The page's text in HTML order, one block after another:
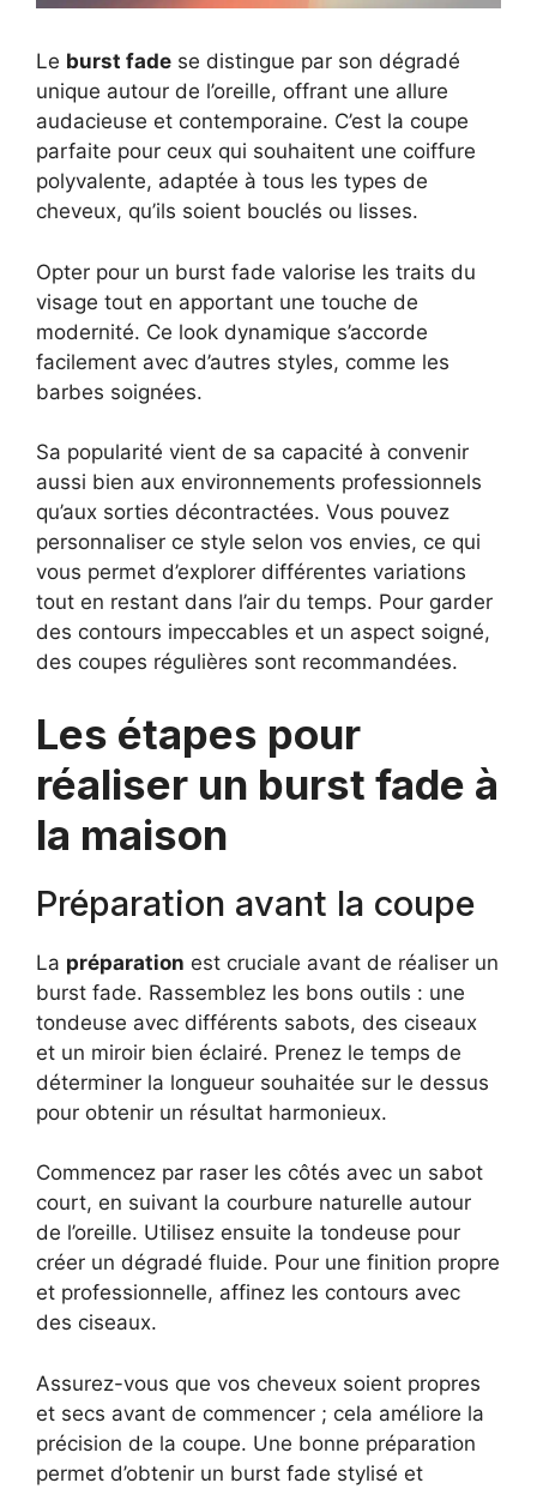
Le burst fade se distingue par son dégradé
unique autour de l’oreille, offrant une allure
audacieuse et contemporaine. C’est la coupe
parfaite pour ceux qui souhaitent une coiffure
polyvalente, adaptée à tous les types de
cheveux, qu’ils soient bouclés ou lisses.
Opter pour un burst fade valorise les traits du
visage tout en apportant une touche de
modernité. Ce look dynamique s’accorde
facilement avec d’autres styles, comme les
barbes soignées.
Sa popularité vient de sa capacité à convenir
aussi bien aux environnements professionnels
qu’aux sorties décontractées. Vous pouvez
personnaliser ce style selon vos envies, ce qui
vous permet d’explorer différentes variations
tout en restant dans l’air du temps. Pour garder
des contours impeccables et un aspect soigné,
des coupes régulières sont recommandées.
Les étapes pour
réaliser un burst fade à
la maison
Préparation avant la coupe
La préparation est cruciale avant de réaliser un
burst fade. Rassemblez les bons outils : une
tondeuse avec différents sabots, des ciseaux
et un miroir bien éclairé. Prenez le temps de
déterminer la longueur souhaitée sur le dessus
pour obtenir un résultat harmonieux.
Commencez par raser les côtés avec un sabot
court, en suivant la courbure naturelle autour
de l’oreille. Utilisez ensuite la tondeuse pour
créer un dégradé fluide. Pour une finition propre
et professionnelle, affinez les contours avec
des ciseaux.
Assurez-vous que vos cheveux soient propres
et secs avant de commencer ; cela améliore la
précision de la coupe. Une bonne préparation
permet d’obtenir un burst fade stylisé et